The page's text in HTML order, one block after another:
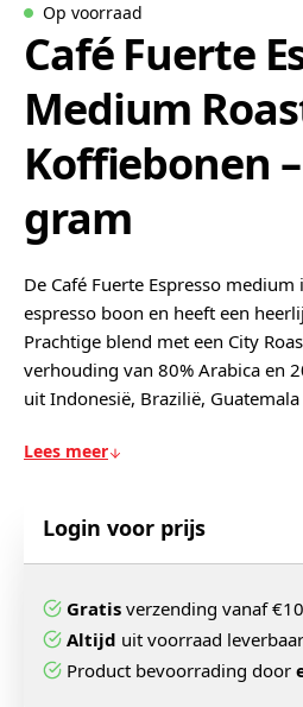
Op voorraad
Café Fuerte
Medium
Koffiebonen
gram
De Café Fuerte Espresso
espresso boon en heeft een
Prachtige blend met een City
verhouding van 80% Arabica en
uit Indonesië, Brazilië,
Lees meer
Login voor prijs
Gratis verzending vanaf
Altijd uit voorraad leverbaar
Product bevoorrading door